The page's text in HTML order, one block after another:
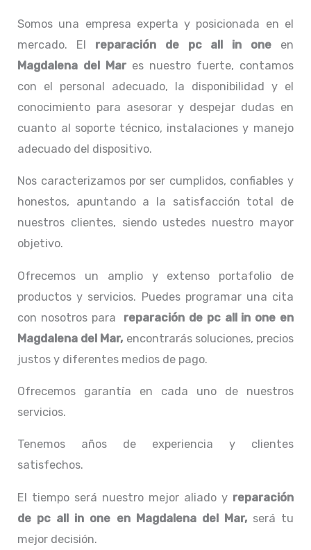
Somos una empresa experta y posicionada en el
mercado. El reparación de pc all in one
en
Magdalena del Mar es nuestro fuerte, contamos
con el personal adecuado, la disponibilidad y el
conocimiento para asesorar y despejar dudas en
cuanto al soporte técnico, instalaciones y manejo
adecuado del dispositivo.
Nos caracterizamos por ser cumplidos, confiables y
honestos, apuntando a la satisfacción total de
nuestros clientes, siendo ustedes nuestro mayor
objetivo.
Ofrecemos un amplio y extenso portafolio de
productos y servicios. Puedes programar una cita
con nosotros para reparación de pc all in one en
Magdalena del Mar, encontrarás soluciones, precios
justos y diferentes medios de pago.
Ofrecemos garantía en cada uno de nuestros
servicios.
Tenemos años de experiencia y clientes
satisfechos.
El tiempo será nuestro mejor aliado y reparación
de pc all in one en Magdalena del Mar, será tu
mejor decisión.